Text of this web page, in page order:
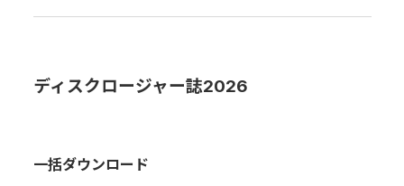
ディスクロージャー誌2026
一括ダウンロード